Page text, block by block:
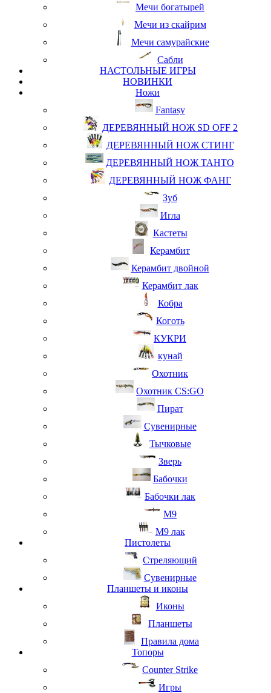
Мечи богатырей
Мечи из скайрим
Мечи самурайские
Сабли
НАСТОЛЬНЫЕ ИГРЫ
НОВИНКИ
Ножи
Fantasy
ДЕРЕВЯННЫЙ НОЖ SD OFF 2
ДЕРЕВЯННЫЙ НОЖ СТИНГ
ДЕРЕВЯННЫЙ НОЖ ТАНТО
ДЕРЕВЯННЫЙ НОЖ ФАНГ
Зуб
Игла
Кастеты
Керамбит
Керамбит двойной
Керамбит лак
Кобра
Коготь
КУКРИ
кунай
Охотник
Охотник CS:GO
Пират
Сувенирные
Тычковые
Зверь
Бабочки
Бабочки лак
М9
M9 лак
Пистолеты
Стреляющий
Сувенирные
Планшеты и иконы
Иконы
Планшеты
Правила дома
Топоры
Counter Strike
Игры